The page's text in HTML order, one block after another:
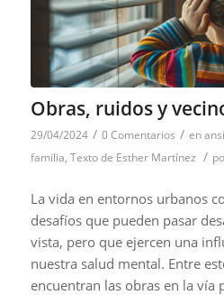
Obras, ruidos y
29/04/2024 / 0 Comentarios / en
familia, Texto de Esther Martínez /
La vida en entornos urbanos
desafíos que pueden pasar
vista, pero que ejercen una
nuestra salud mental. Entre
encuentran las obras en la vía